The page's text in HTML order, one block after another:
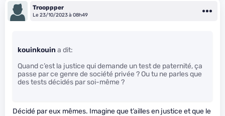
Trooppper
Le 23/10/2023 à 08h49
kouinkouin a dit:
Quand c’est la justice qui demande un test de paternité, ça
passe par ce genre de société privée ? Ou tu ne parles que
des tests décidés par soi-même ?
Décidé par eux mêmes. Imagine que t’ailles en justice et que le